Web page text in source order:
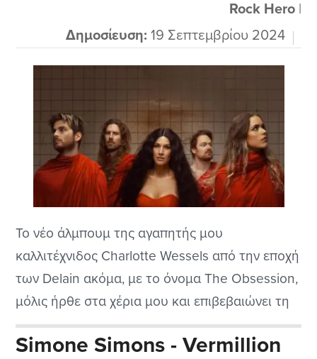
Rock Hero|
Δημοσίευση: 19 Σεπτεμβρίου 2024
Το νέο άλμπουμ της αγαπητής μου
καλλιτέχνιδος Charlotte Wessels από την εποχή
των Delain ακόμα, με το όνομα The Obsession,
μόλις ήρθε στα χέρια μου και επιβεβαιώνει τη
μετάβασή της από μια από τις κορυφαίες
εκπροσώπους του symphonic metal σε μια από
Simone Simons - Vermillion